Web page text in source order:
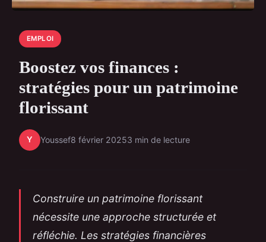
EMPLOI
Boostez vos finances :
stratégies pour un patrimoine
florissant
Y Youssef8 février 20253 min de lecture
Construire un patrimoine florissant
nécessite une approche structurée et
réfléchie. Les stratégies financières